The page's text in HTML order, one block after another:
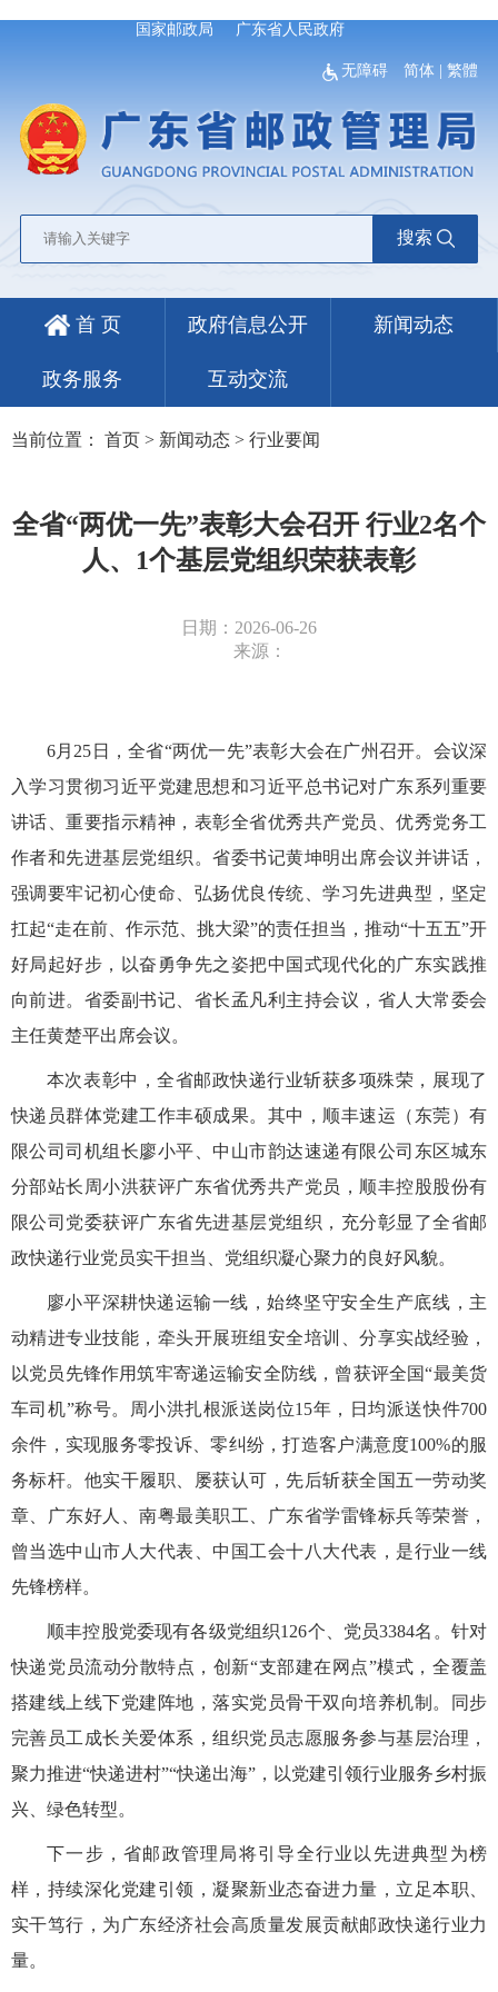
国家邮政局 广东省人民政府
无障碍 简体 |繁體
搜索
首 页 政府信息公开 新闻动态
政务服务 互动交流
当前位置： 首页 > 新闻动态 > 行业要闻
全省“两优一先”表彰大会召开 行业2名个
人、1个基层党组织荣获表彰
日期：2026-06-26
来源：
6月25日，全省“两优一先”表彰大会在广州召开。 会议深
入学习贯彻习近平党建思想和习近平总书记对广东系列重要
讲话、重要指示精神，表彰全省优秀共产党员、优秀党务工
作者和先进基层党组织。省委书记黄坤明出席会议并讲话，
强调要牢记初心使命、弘扬优良传统、学习先进典型，坚定
扛起“走在前、作示范、挑大梁”的责任担当，推动“十五五”开
好局起好步，以奋勇争先之姿把中国式现代化的广东实践推
向前进。省委副书记、省长孟凡利主持会议，省人大常委会
主任黄楚平出席会议。
本次表彰中，全省邮政快递行业斩获多项殊荣，展现了
快递员群体党建工作丰硕成果。其中，顺丰速运（东莞）有
限公司司机组长廖小平、中山市韵达速递有限公司东区城东
分部站长周小洪获评广东省优秀共产党员，顺丰控股股份有
限公司党委获评广东省先进基层党组织，充分彰显了全省邮
政快递行业党员实干担当、党组织凝心聚力的良好风貌。
廖小平深耕快递运输一线，始终坚守安全生产底线，主
动精进专业技能，牵头开展班组安全培训、分享实战经验，
以党员先锋作用筑牢寄递运输安全防线，曾获评全国“最美货
车司机”称号。周小洪扎根派送岗位15年，日均派送快件700
余件，实现服务零投诉、零纠纷，打造客户满意度100%的服
务标杆。他实干履职、屡获认可，先后斩获全国五一劳动奖
章、广东好人、南粤最美职工、广东省学雷锋标兵等荣誉，
曾当选中山市人大代表、中国工会十八大代表，是行业一线
先锋榜样。
顺丰控股党委现有各级党组织126个、党员3384名。针对
快递党员流动分散特点，创新“支部建在网点”模式，全覆盖
搭建线上线下党建阵地，落实党员骨干双向培养机制。同步
完善员工成长关爱体系，组织党员志愿服务参与基层治理，
聚力推进“快递进村”“快递出海”，以党建引领行业服务乡村振
兴、绿色转型。
下一步，省邮政管理局将引导全行业以先进典型为榜
样，持续深化党建引领，凝聚新业态奋进力量，立足本职、
实干笃行，为广东经济社会高质量发展贡献邮政快递行业力
量。